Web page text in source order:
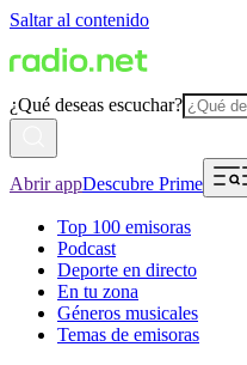
Saltar al contenido
¿Qué deseas escuchar?
Abrir appDescubre Prime
Top 100 emisoras
Podcast
Deporte en directo
En tu zona
Géneros musicales
Temas de emisoras